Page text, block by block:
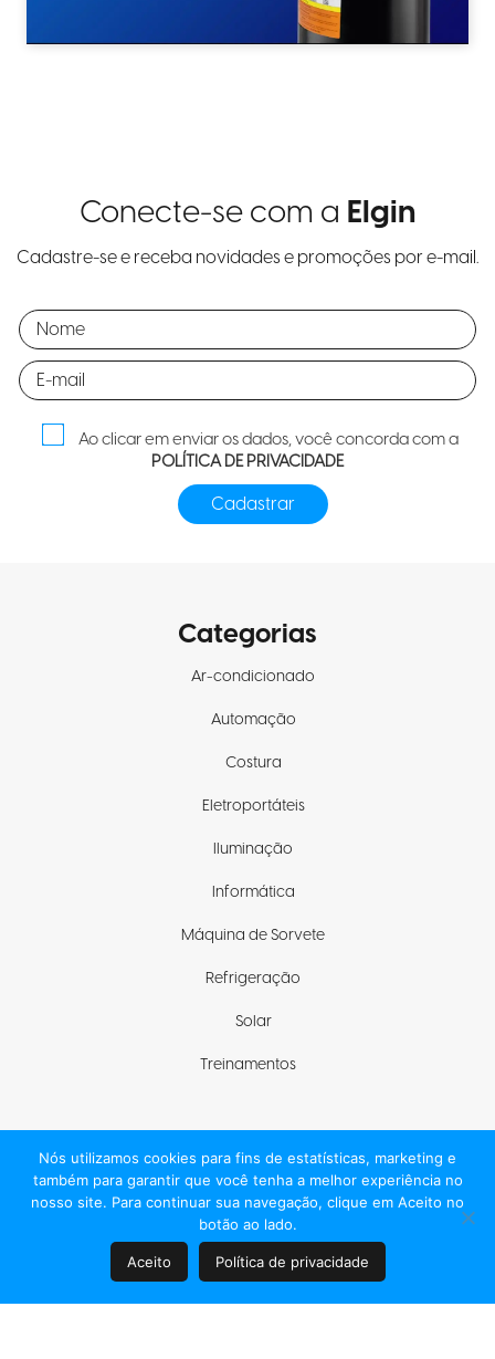
Conecte-se com a Elgin
Cadastre-se e receba novidades e promoções por e-mail.
Ao clicar em enviar os dados, você concorda com a
POLÍTICA DE PRIVACIDADE
Categorias
Ar-condicionado
Automação
Costura
Eletroportáteis
Iluminação
Informática
Máquina de Sorvete
Refrigeração
Solar
Treinamentos
Fique com a gente
Nós utilizamos cookies para fins de estatísticas, marketing e
também para garantir que você tenha a melhor experiência no
nosso site. Para continuar sua navegação, clique em Aceito no
botão ao lado.
Aceito Política de privacidade